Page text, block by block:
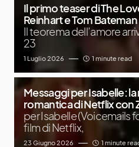
Il primo teaser di The
Reinhart e Tom Bateman
Il teorema dell’amore
23
1 Luglio 2026 1 minute read
Messaggi per Isabelle:
romantica di Netflix con
per Isabelle (Voicemails
film di Netflix,
23 Giugno 2026 1 minute